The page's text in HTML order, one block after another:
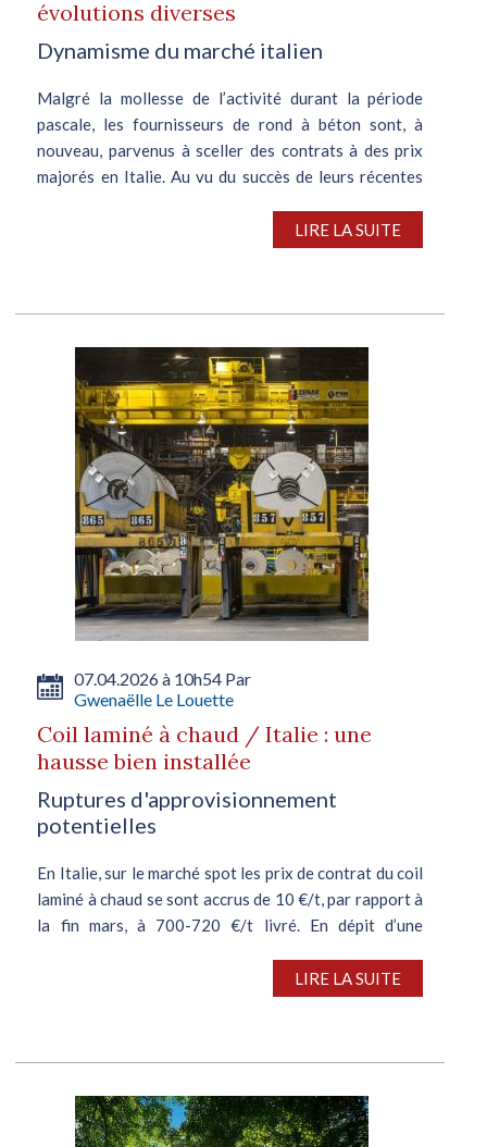
évolutions diverses
Dynamisme du marché italien
Malgré la mollesse de l’activité durant la période
pascale, les fournisseurs de rond à béton sont, à
nouveau, parvenus à sceller des contrats à des prix
majorés en Italie. Au vu du succès de leurs récentes
LIRE LA SUITE
07.04.2026 à 10h54 Par
Gwenaëlle Le Louette
Coil laminé à chaud / Italie : une
hausse bien installée
Ruptures d'approvisionnement
potentielles
En Italie, sur le marché spot les prix de contrat du coil
laminé à chaud se sont accrus de 10 €/t, par rapport à
la fin mars, à 700-720 €/t livré. En dépit d’une
LIRE LA SUITE